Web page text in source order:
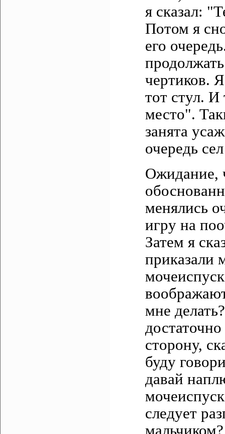
я сказал:
Потом я
его
чертиков.
тот стул. И
место".
занята
очередь
Ожидание,
менялись
игру на
Затем я
приказали
мне
сторону,
буду
давай
следует